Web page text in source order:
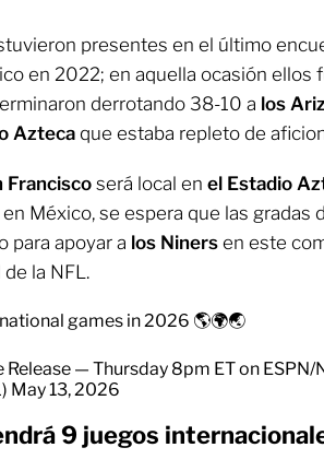
presentes en el último
en 2022; en aquella ocasión ellos
derrotando 38-10 a los
Azteca que estaba repleto de
Franciscoserá local en el Estadio
México, se espera que las gradas
para apoyar a los Niners en este
la NFL.
games in 2026 🌎🌍🌏
Release — Thursday 8pm ET on ESPN/
May 13, 2026
9 juegos